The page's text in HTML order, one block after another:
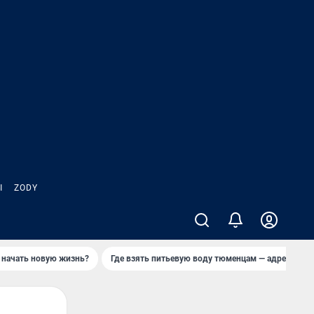
ZODY
начать новую жизнь? Где взять питьевую воду тюменцам — адреса